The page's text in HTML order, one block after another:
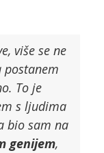
više se ne
postanem
To je
s ljudima
bio sam na
genijem,